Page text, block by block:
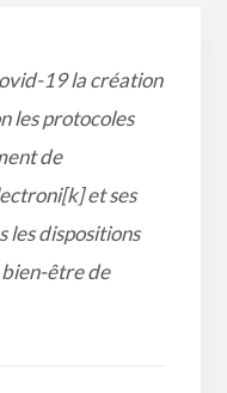
19 la création
les protocoles
de
et ses
les dispositions
être de